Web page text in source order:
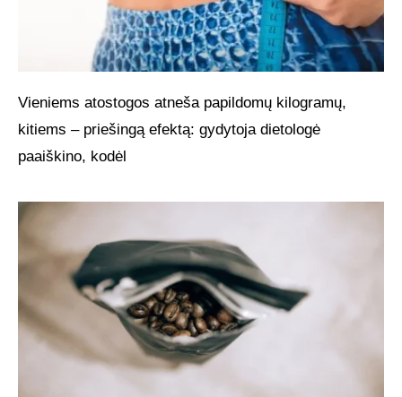
Vieniems atostogos atneša papildomų kilogramų,
kitiems – priešingą efektą: gydytoja dietologė
paaiškino, kodėl